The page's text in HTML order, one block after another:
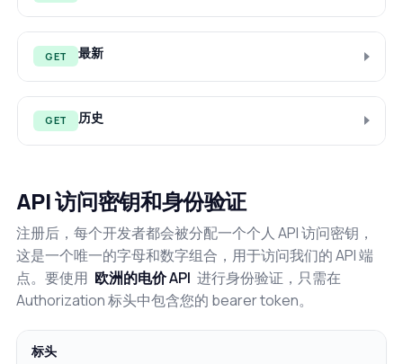
GET 最新
GET 历史
API 访问密钥和身份验证
注册后，每个开发者都会被分配一个个人 API 访问密钥，
这是一个唯一的字母和数字组合，用于访问我们的 API 端
点。要使用 欧洲的电价 API 进行身份验证，只需在
Authorization 标头中包含您的 bearer token。
标头